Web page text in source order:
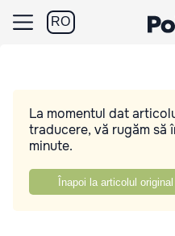
RO
La momentul dat
traducere, vă rugăm să
minute.
Înapoi la articolul original